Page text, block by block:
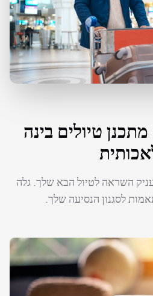
טיולים בינה
השראה לטיול הבא שלך. גלה
לסגנון הנסיעה שלך.